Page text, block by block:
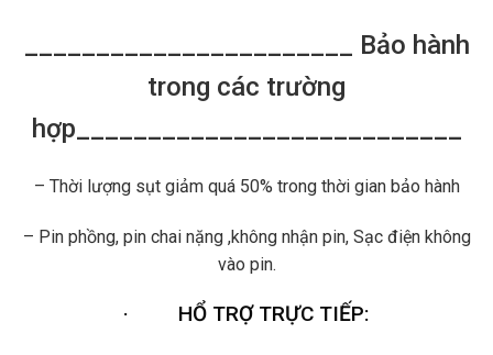
_______________________ Bảo hành
trong các trường
hợp___________________________
– Thời lượng sụt giảm quá 50% trong thời gian bảo hành
– Pin phồng, pin chai nặng ,không nhận pin, Sạc điện không
vào pin.
· HỔ TRỢ TRỰC TIẾP: